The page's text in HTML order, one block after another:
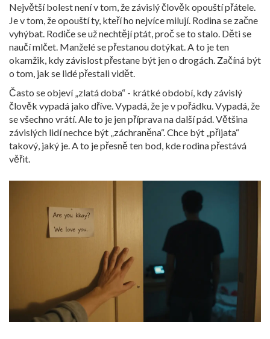
Největší bolest není v tom, že závislý člověk opouští přátele.
Je v tom, že opouští ty, kteří ho nejvíce milují. Rodina se začne
vyhýbat. Rodiče se už nechtějí ptát, proč se to stalo. Děti se
naučí mlčet. Manželé se přestanou dotýkat. A to je ten
okamžik, kdy závislost přestane být jen o drogách. Začíná být
o tom, jak se lidé přestali vidět.
Často se objeví „zlatá doba“ - krátké období, kdy závislý
člověk vypadá jako dříve. Vypadá, že je v pořádku. Vypadá, že
se všechno vrátí. Ale to je jen příprava na další pád. Většina
závislých lidí nechce být „záchraněna“. Chce být „přijata“
takový, jaký je. A to je přesně ten bod, kde rodina přestává
věřit.